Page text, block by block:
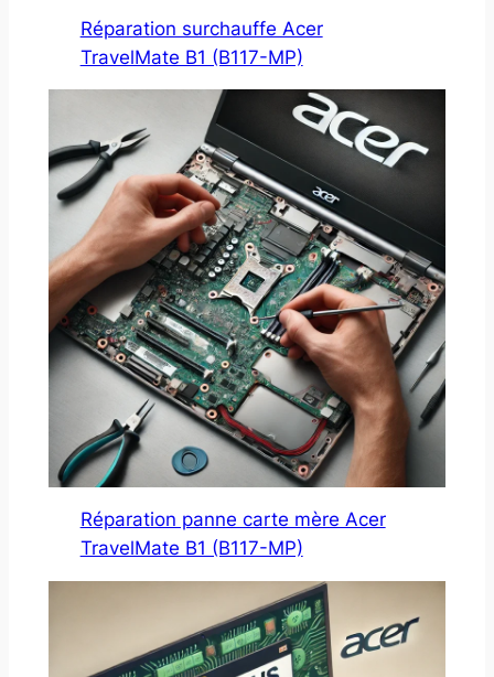
Réparation surchauffe Acer
TravelMate B1 (B117-MP)
Réparation panne carte mère Acer
TravelMate B1 (B117-MP)